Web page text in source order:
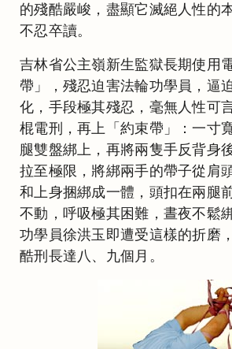
的殘酷嚴峻，盡顯它滅絕人性的
不忍卒讀。
吉林省公主嶺新生監獄長期使用
帶」，殘忍迫害法輪功學員，逼
化，手段極其殘忍，毫無人性可
棍電刑，再上「約束帶」：一寸
腿雙盤綁上，再將兩隻手反背身
拉至極限，將綁兩手的帶子從肩
和上身捆綁成一體，頭扣在兩腿
不動，呼吸極其困難，晝夜不鬆
功學員徐洪玉即遭受這樣的折磨
酷刑長達八、九個月。